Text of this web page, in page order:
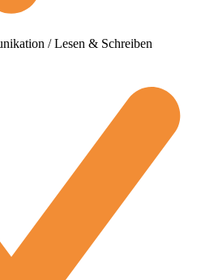
/ Lesen & Schreiben